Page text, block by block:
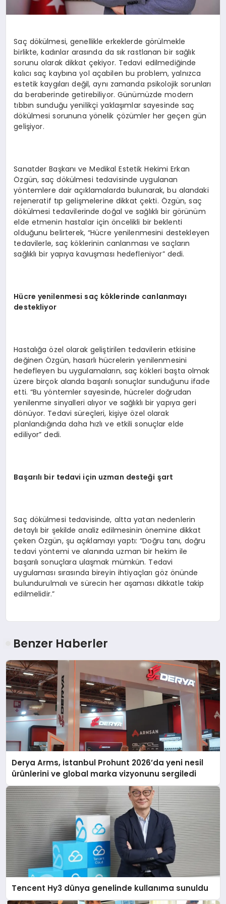
Saç dökülmesi, genellikle erkeklerde görülmekle
birlikte, kadınlar arasında da sık rastlanan bir sağlık
sorunu olarak dikkat çekiyor. Tedavi edilmediğinde
kalıcı saç kaybına yol açabilen bu problem, yalnızca
estetik kaygıları değil, aynı zamanda psikolojik sorunları
da beraberinde getirebiliyor. Günümüzde modern
tıbbın sunduğu yenilikçi yaklaşımlar sayesinde saç
dökülmesi sorununa yönelik çözümler her geçen gün
gelişiyor.
Sanatder Başkanı ve Medikal Estetik Hekimi Erkan
Özgün, saç dökülmesi tedavisinde uygulanan
yöntemlere dair açıklamalarda bulunarak, bu alandaki
rejeneratif tıp gelişmelerine dikkat çekti. Özgün, saç
dökülmesi tedavilerinde doğal ve sağlıklı bir görünüm
elde etmenin hastalar için öncelikli bir beklenti
olduğunu belirterek, “Hücre yenilenmesini destekleyen
tedavilerle, saç köklerinin canlanması ve saçların
sağlıklı bir yapıya kavuşması hedefleniyor” dedi.
Hücre yenilenmesi saç köklerinde canlanmayı
destekliyor
Hastalığa özel olarak geliştirilen tedavilerin etkisine
değinen Özgün, hasarlı hücrelerin yenilenmesini
hedefleyen bu uygulamaların, saç kökleri başta olmak
üzere birçok alanda başarılı sonuçlar sunduğunu ifade
etti. “Bu yöntemler sayesinde, hücreler doğrudan
yenilenme sinyalleri alıyor ve sağlıklı bir yapıya geri
dönüyor. Tedavi süreçleri, kişiye özel olarak
planlandığında daha hızlı ve etkili sonuçlar elde
ediliyor” dedi.
Başarılı bir tedavi için uzman desteği şart
Saç dökülmesi tedavisinde, altta yatan nedenlerin
detaylı bir şekilde analiz edilmesinin önemine dikkat
çeken Özgün, şu açıklamayı yaptı: “Doğru tanı, doğru
tedavi yöntemi ve alanında uzman bir hekim ile
başarılı sonuçlara ulaşmak mümkün. Tedavi
uygulaması sırasında bireyin ihtiyaçları göz önünde
bulundurulmalı ve sürecin her aşaması dikkatle takip
edilmelidir.”
Benzer Haberler
Derya Arms, İstanbul Prohunt 2026’da yeni nesil
ürünlerini ve global marka vizyonunu sergiledi
Tencent Hy3 dünya genelinde kullanıma sunuldu